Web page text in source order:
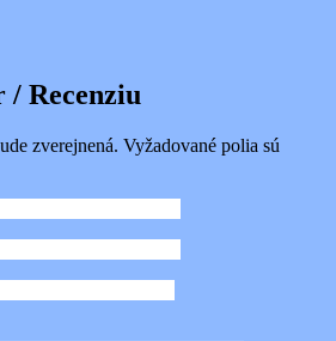
Recenziu
zverejnená. Vyžadované polia sú